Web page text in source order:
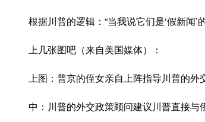
根据川普的逻辑：“当我说它们是‘假新闻
上几张图吧（来自美国媒体）：
上图：普京的侄女亲自上阵指导川普的外
中：川普的外交政策顾问建议川普直接与